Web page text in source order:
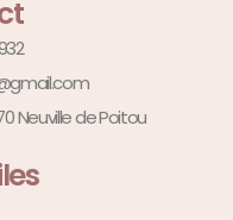
Neuville de Poitou